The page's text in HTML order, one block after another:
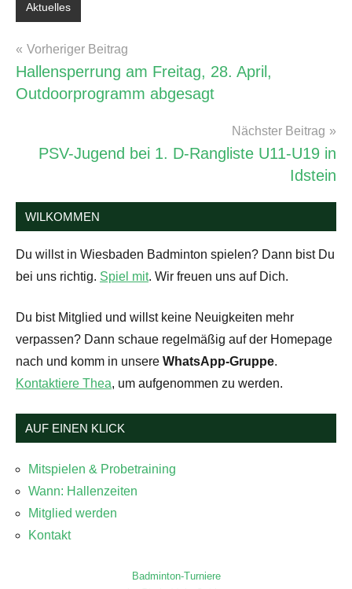
&
Freies
Spiel,
Ranglisten
Aktuelles
Beitragsnavigation
Vorheriger Beitrag
Hallensperrung am Freitag, 28. April,
Outdoorprogramm abgesagt
Nächster Beitrag
PSV-Jugend bei 1. D-Rangliste U11-U19 in
Idstein
WILKOMMEN
Du willst in Wiesbaden Badminton spielen? Dann bist Du
bei uns richtig. Spiel mit. Wir freuen uns auf Dich.
Du bist Mitglied und willst keine Neuigkeiten mehr
verpassen? Dann schaue regelmäßig auf der Homepage
nach und komm in unsere WhatsApp-Gruppe.
Kontaktiere Thea, um aufgenommen zu werden.
AUF EINEN KLICK
Mitspielen & Probetraining
Wann: Hallenzeiten
Mitglied werden
Kontakt
Badminton-Turniere